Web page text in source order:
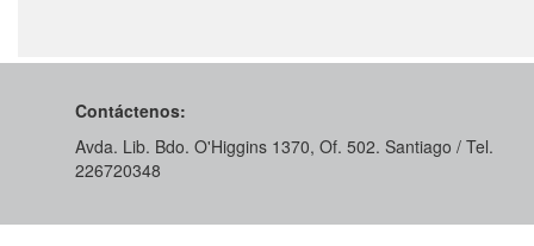
Contáctenos:
Avda. Lib. Bdo. O'Higgins 1370, Of. 502. Santiago / Tel.
226720348